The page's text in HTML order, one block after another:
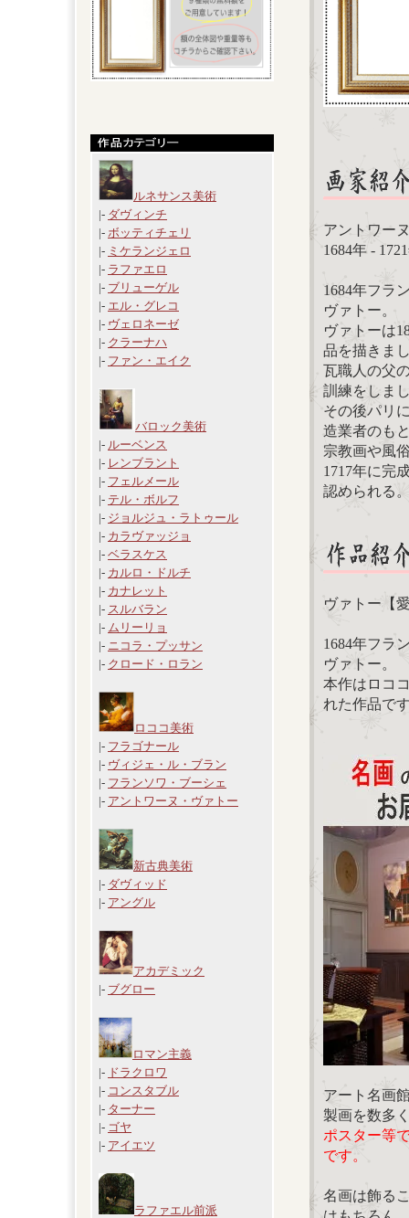
ルネサンス美術
|- ダヴィンチ
|- ボッティチェリ
|- ミケランジェロ
|- ラファエロ
|- ブリューゲル
|- エル・グレコ
|- ヴェロネーゼ
|- クラーナハ
|- ファン・エイク
バロック美術
|- ルーベンス
|- レンブラント
|- フェルメール
|- テル・ボルフ
|- ジョルジュ・ラトゥール
|- カラヴァッジョ
|- ベラスケス
|- カルロ・ドルチ
|- カナレット
|- スルバラン
|- ムリーリョ
|- ニコラ・プッサン
|- クロード・ロラン
ロココ美術
|- フラゴナール
|- ヴィジェ・ル・ブラン
|- フランソワ・ブーシェ
|- アントワーヌ・ヴァトー
新古典美術
|- ダヴィッド
|- アングル
アカデミック
|- ブグロー
ロマン主義
|- ドラクロワ
|- コンスタブル
|- ターナー
|- ゴヤ
|- アイエツ
ラファエル前派
アントワー
1684年 -
1684年フラ
ヴァトー。
ヴァトーは
品を描きま
瓦職人の父
訓練をしま
その後パリ
造業者のも
宗教画や風
1717年に完
認められる
ヴァトー【
1684年フラ
ヴァトー。
本作はロコ
れた作品で
アート名画
製画を数多
ポスター等
です。
名画は飾る